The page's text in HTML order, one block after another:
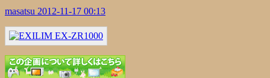
masatsu 2012-11-17 00:13